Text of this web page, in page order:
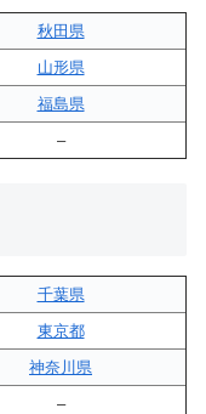
秋田県
山形県
福島県
–
千葉県
東京都
神奈川県
–